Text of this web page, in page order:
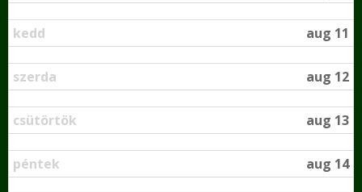
kedd aug 11
szerda aug 12
csütörtök aug 13
péntek aug 14